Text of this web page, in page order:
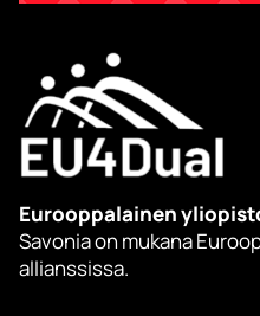
Eurooppalainen
Savonia on mukana
allianssissa.